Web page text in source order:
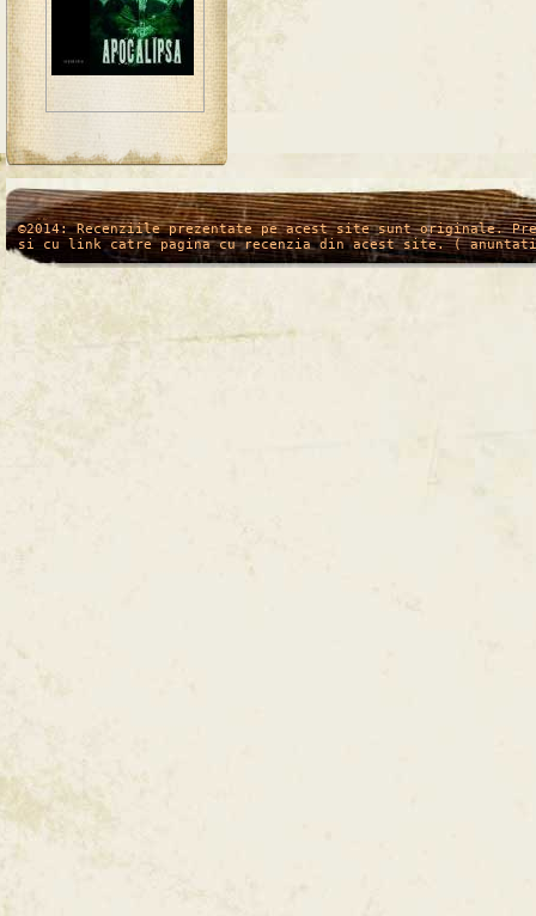
/* */
©2014: Recenziile prezentate pe acest site sunt originale.
si cu link catre pagina cu recenzia din acest site. (